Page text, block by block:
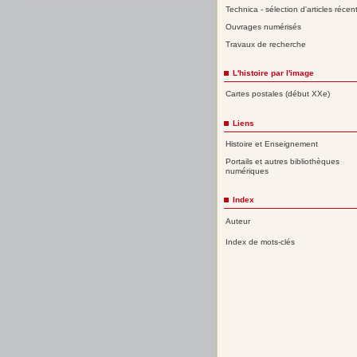
Technica - sélection d'articles
Ouvrages numérisés
Travaux de recherche
L'histoire par l'image
Cartes postales (début XXe)
Liens
Histoire et Enseignement
Portails et autres bibliothèques
numériques
Index
Auteur
Index de mots-clés